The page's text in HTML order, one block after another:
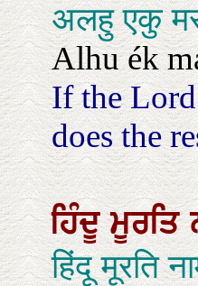
अलहु एकु
Alhu ék
If the
does the
ਹਿੰਦੂਮੂਰਤਿ
हिंदू मूरति